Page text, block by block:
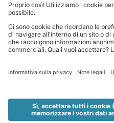
©2026 Sporthotel Kurzras